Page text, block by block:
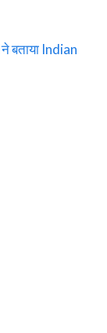
बताया Indian